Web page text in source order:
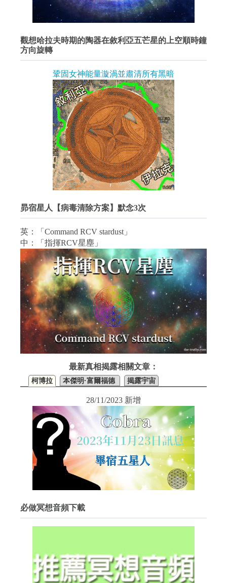
觀想哈拉夫時期的陶器在敘利亞五芒星的上空順時鐘
方向旋轉
鞏固女神能量漩渦並肅清所有黑暗
昴宿星人【病毒清除方案】默念3次
英：「Command RCV stardust」
中：「指揮RCV星塵」
最新真相揭露相關文章：
柯博拉 本傑明·富爾福德 揭露宇宙
28/11/2023 新增
必做冥想音頻下載